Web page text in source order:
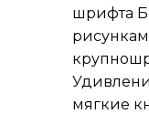
шрифта
мягкие